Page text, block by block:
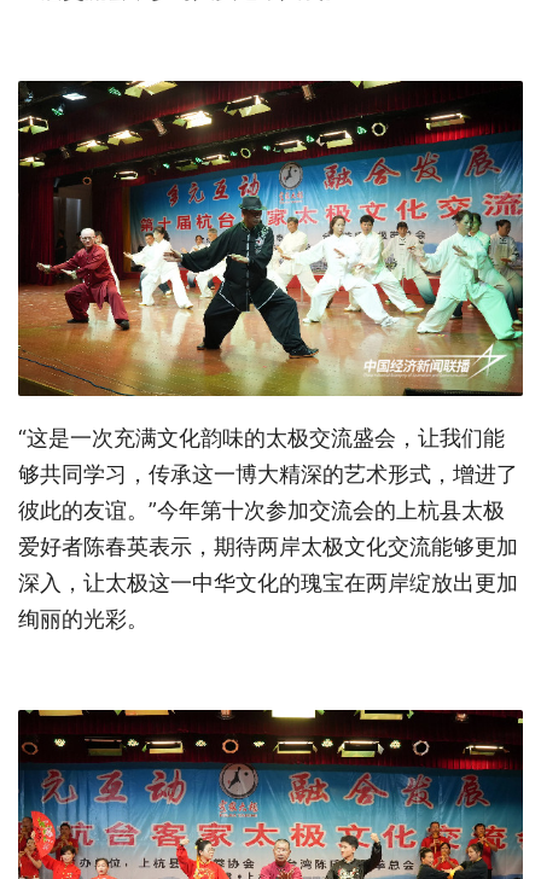
“这是一次充满文化韵味的太极交流盛会，让我们能
够共同学习，传承这一博大精深的艺术形式，增进了
彼此的友谊。”今年第十次参加交流会的上杭县太极
爱好者陈春英表示，期待两岸太极文化交流能够更加
深入，让太极这一中华文化的瑰宝在两岸绽放出更加
绚丽的光彩。